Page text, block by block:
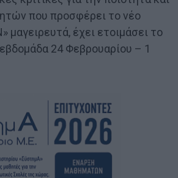
που προσφέρει το νέο
μαγειρευτά, έχει ετοιμάσει το
24 Φεβρουαρίου – 1